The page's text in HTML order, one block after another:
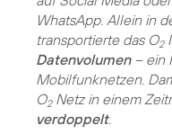
WhatsApp. Allein in
transportierte das O2
Datenvolumen– ein
Mobilfunknetzen.
O2Netz in einem
verdoppelt.